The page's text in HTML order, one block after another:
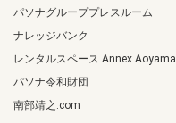
パソナグループプレスルーム
ナレッジバンク
レンタルスペース Annex Aoyama
パソナ令和財団
南部靖之.com